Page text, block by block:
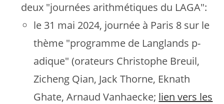
deux "journées arithmétiques du LAGA":
le 31 mai 2024, journée à Paris 8 sur le
thème "programme de Langlands p-
adique" (orateurs Christophe Breuil,
Zicheng Qian, Jack Thorne, Eknath
Ghate, Arnaud Vanhaecke; lien vers les